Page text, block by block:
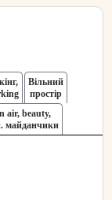
Вільний
простір
air, beauty,
майданчики